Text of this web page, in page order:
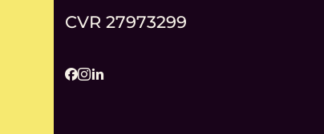
CVR 27973299